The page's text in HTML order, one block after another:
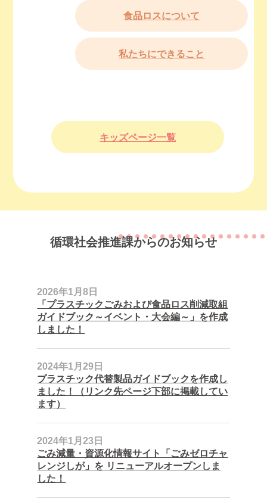
食品ロスについて
私たちにできること
キッズページ一覧
循環社会推進課からのお知らせ
2026年1月8日
「プラスチックごみおよび食品ロス削減取組
ガイドブック～イベント・大会編～」を作成
しました！
2024年1月29日
プラスチック代替製品ガイドブックを作成し
ました！（リンク先ページ下部に掲載してい
ます）
2024年1月23日
ごみ減量・資源化情報サイト「ごみゼロチャ
レンジしが」を リニューアルオープンしま
した！